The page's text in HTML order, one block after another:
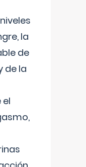
la
de
de la